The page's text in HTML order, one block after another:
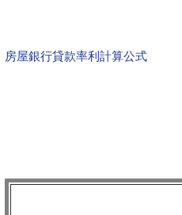
房屋銀行貸款率利計算公式